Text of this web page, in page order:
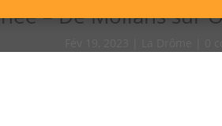
– De Mollans sur